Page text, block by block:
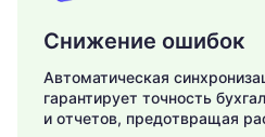
Снижение ошибок
Автоматическая
гарантирует точность
и отчетов, предотвращая